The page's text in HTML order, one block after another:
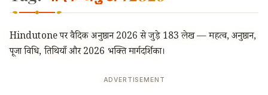
Hindutone पर वैदिक अनुष्ठान 2026 से जुड़े 183 लेख — महत्व, अनुष्ठान,
पूजा विधि, तिथियाँ और 2026 भक्ति मार्गदर्शिका।
ADVERTISEMENT